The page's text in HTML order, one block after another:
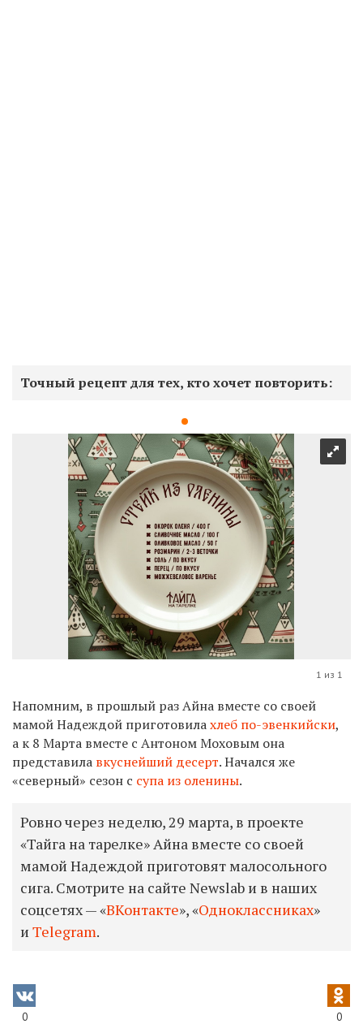
Точный рецепт для тех, кто хочет повторить:
1 из 1
Напомним, в прошлый раз Айна вместе со своей
мамой Надеждой приготовилахлеб по-эвенкийски,
а к 8 Марта вместе с Антоном Моховым она
представила вкуснейший десерт. Начался же
«северный» сезон с супа из оленины.
Ровно через неделю, 29 марта, в проекте
«Тайга на тарелке» Айна вместе со своей
мамой Надеждой приготовят малосольного
сига. Смотрите на сайте Newslab и в наших
соцсетях — «ВКонтакте», «Одноклассниках»
и Telegram.
0 0